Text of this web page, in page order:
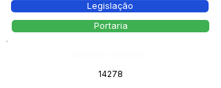
Legislação
Portaria
14278